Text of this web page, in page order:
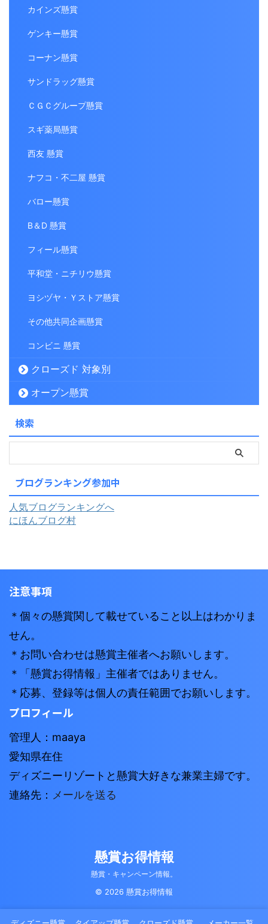
カインズ懸賞
ゲンキー懸賞
コーナン懸賞
サンドラッグ懸賞
ＣＧＣグループ懸賞
スギ薬局懸賞
西友 懸賞
ナフコ・不二屋 懸賞
バロー懸賞
B＆D 懸賞
フィール懸賞
平和堂・ニチリウ懸賞
ヨシヅヤ・Ｙストア懸賞
その他共同企画懸賞
コンビニ 懸賞
クローズド 対象別
オープン懸賞
検索
ブログランキング参加中
人気ブログランキングへ
にほんブログ村
注意事項
＊個々の懸賞関して載せていること以上はわかりま
せん。
＊お問い合わせは懸賞主催者へお願いします。
＊「懸賞お得情報」主催者ではありません。
＊応募、登録等は個人の責任範囲でお願いします。
プロフィール
管理人：maaya
愛知県在住
ディズニーリゾートと懸賞大好きな兼業主婦です。
連絡先： メールを送る
懸賞お得情報
懸賞・キャンペーン情報。
© 2026 懸賞お得情報